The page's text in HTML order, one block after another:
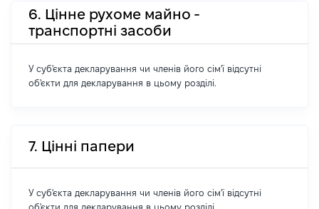
6. Цінне рухоме майно -
транспортні засоби
У суб'єкта декларування чи членів його сім'ї відсутні
об'єкти для декларування в цьому розділі.
7. Цінні папери
У суб'єкта декларування чи членів його сім'ї відсутні
об'єкти для декларування в цьому розділі.